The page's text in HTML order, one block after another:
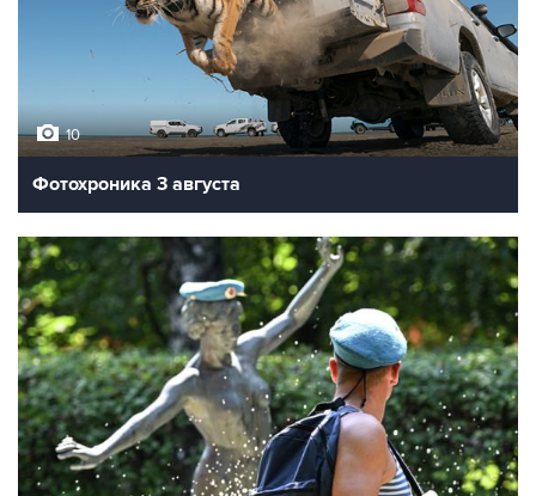
10
Фотохроника 3 августа